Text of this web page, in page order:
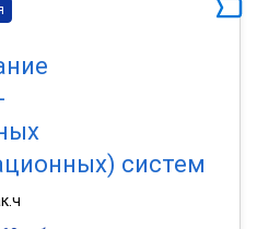
систем